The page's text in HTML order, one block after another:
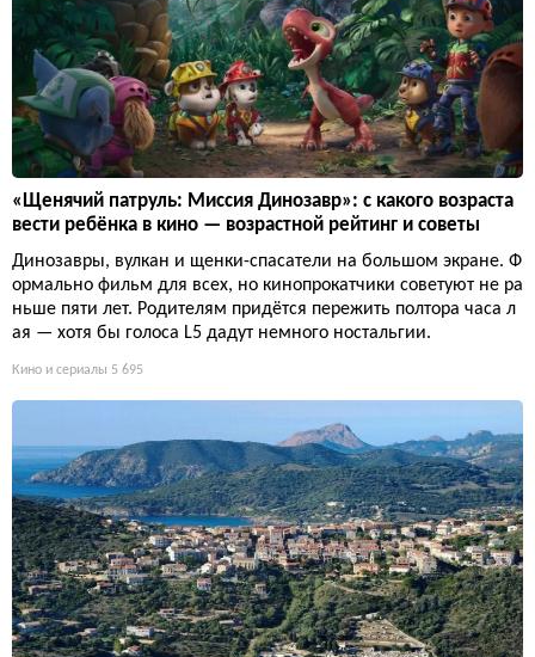
«Щенячий патруль: Миссия Динозавр»: с какого возраста
вести ребёнка в кино — возрастной рейтинг и советы
Динозавры, вулкан и щенки-спасатели на большом экране. Ф
ормально фильм для всех, но кинопрокатчики советуют не ра
ньше пяти лет. Родителям придётся пережить полтора часа л
ая — хотя бы голоса L5 дадут немного ностальгии.
Кино и сериалы 5 695